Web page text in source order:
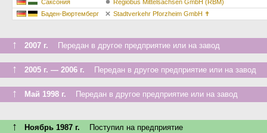
Саксония
Regiobus Mittelsachsen GmbH (RBM)
Баден-Вюртемберг
Stadtverkehr Pforzheim GmbH ✝
↑ 2007 г. Передан в другое предприятие или на завод
↑ 2005 г. — 2006 г. Передан в другое предприятие или на завод
↑ Май 1998 г. Передан в другое предприятие или на завод
↑ Ноябрь 1987 г. Поступил на предприятие